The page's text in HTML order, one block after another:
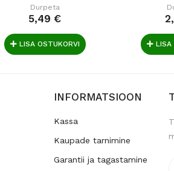
Durpeta
5,49 €
LISA OSTUKORVI LISA
INFORMATSIOON
Kassa
Kaupade tarnimine
Garantii ja tagastamine